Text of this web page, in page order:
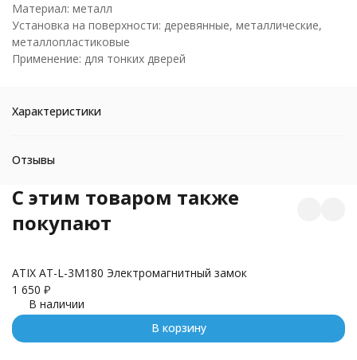
Материал: металл
Установка на поверхности: деревянные, металлические,
металлопластиковые
Применение: для тонких дверей
Характеристики
Отзывы
C этим товаром также
покупают
ATIX AT-L-3M180 Электромагнитный замок
1 650 ₽
В наличии
В корзину